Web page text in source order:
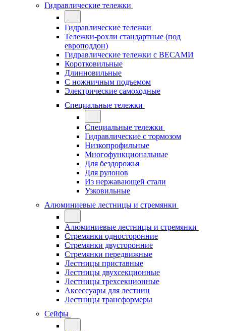
Гидравлические тележки
Гидравлические тележки
Тележки-рохли стандартные (под
европоддон)
Гидравлические тележки с ВЕСАМИ
Коротковильные
Длинновильные
С ножничным подъемом
Электрические самоходные
Специальные тележки
Специальные тележки
Гидравлические с тормозом
Низкопрофильные
Многофункциональные
Для бездорожья
Для рулонов
Из нержавающей стали
Узковильные
Алюминиевые лестницы и стремянки
Алюминиевые лестницы и стремянки
Стремянки односторонние
Стремянки двусторонние
Стремянки передвижные
Лестницы приставные
Лестницы двухсекционные
Лестницы трехсекционные
Аксессуары для лестниц
Лестницы трансформеры
Сейфы